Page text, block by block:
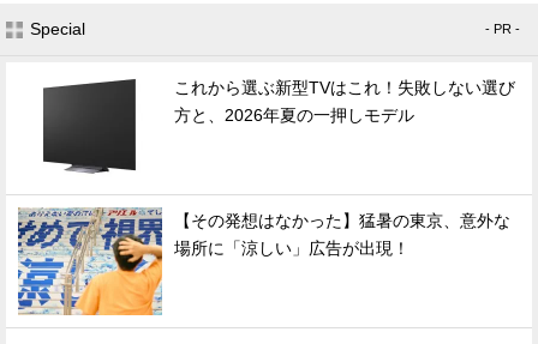
Special - PR -
これから選ぶ新型TVはこれ！失敗しない選び
方と、2026年夏の一押しモデル
【その発想はなかった】猛暑の東京、意外な
場所に「涼しい」広告が出現！